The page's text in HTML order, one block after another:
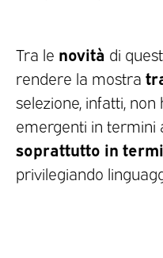
Tra le novità di
rendere la mostra
selezione, infatti,
emergenti in termini
soprattutto in
privilegiando